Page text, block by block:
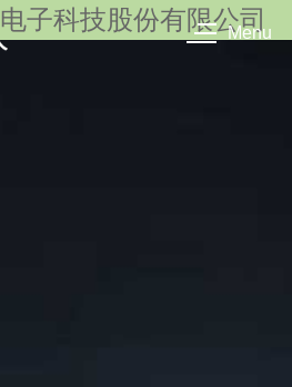
子科技股份有限公司
Menu